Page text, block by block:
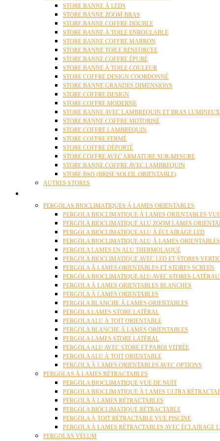
STORE BANNE À LEDS
STORE BANNE ZOOM BRAS
STORE BANNE COFFRE DOUBLE
STORE BANNE À TOILE ENROULABLE
STORE BANNE COFFRE MARRON
STORE BANNE TOILE RENFORCEE
STORE BANNE COFFRE ÉPURÉ
STORE BANNE À TOILE COULEUR
STORE COFFRE DESIGN COORDONNÉ
STORE BANNE GRANDES DIMENSIONS
STORE COFFRE DESIGN
STORE COFFRE MODERNE
STORE BANNE AVEC LAMBREQUIN ET BRAS LUMINEUX
STORE BANNE COFFRE MOTORISÉ
STORE COFFRE LAMBREQUIN
STORE COFFRE FERMÉ
STORE COFFRE DÉPORTÉ
STORE COFFRE AVEC ARMATURE SUR-MESURE
STORE BANNE COFFRE AVEC LAMBREQUIN
STORE BSO (BRISE SOLEIL ORIENTABLE)
AUTRES STORES
PERGOLAS BIOCLIMATIQUES À LAMES ORIENTABLES
PERGOLA BIOCLIMATIQUE À LAMES ORIENTABLES
PERGOLA BIOCLIMATIQUE ALU ZOOM LAMES
PERGOLA BIOCLIMATIQUE ALU À ÉCLAIRAGE LED
PERGOLA BIOCLIMATIQUE ALU À LAMES
PERGOLA LAMES EN ALU THERMOLAQUÉ
PERGOLA BIOCLIMATIQUE AVEC LED ET STORES
PERGOLA À LAMES ORIENTABLES ET STORES SCREEN
PERGOLA BIOCLIMATIQUE ALU AVEC STORES
PERGOLA À LAMES ORIENTABLES BLANCHES
PERGOLA À LAMES ORIENTABLES
PERGOLA BLANCHE À LAMES ORIENTABLES
PERGOLA LAMES STORE LATÉRAL
PERGOLA ALU À TOIT ORIENTABLE
PERGOLA BLANCHE À LAMES ORIENTABLES
PERGOLA LAMES STORE LATÉRAL
PERGOLA ALU AVEC STORE ET PAROI VITRÉE
PERGOLA ALU À TOIT ORIENTABLE
PERGOLA À LAMES ORIENTABLES AVEC OPTIONS
PERGOLAS À LAMES RÉTRACTABLES
PERGOLA BIOCLIMATIQUE VUE DE NUIT
PERGOLA BIOCLIMATIQUE À LAMES ULTRA
PERGOLA À LAMES RÉTRACTABLES
PERGOLA BIOCLIMATIQUE RÉTRACTABLE
PERGOLA À TOIT RÉTRACTABLE VUE PISCINE
PERGOLA À LAMES RÉTRACTABLES AVEC ÉCLAIRAGE
PERGOLAS VÉLUM